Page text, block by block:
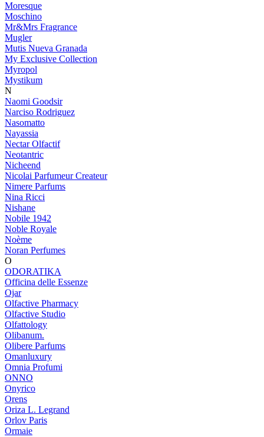
Moresque
Moschino
Mr&Mrs Fragrance
Mugler
Mutis Nueva Granada
My Exclusive Collection
Myropol
Mystikum
N
Naomi Goodsir
Narciso Rodriguez
Nasomatto
Nayassia
Nectar Olfactif
Neotantric
Nicheend
Nicolai Parfumeur Createur
Nimere Parfums
Nina Ricci
Nishane
Nobile 1942
Noble Royale
Noème
Noran Perfumes
O
ODORATIKA
Officina delle Essenze
Ojar
Olfactive Pharmacy
Olfactive Studio
Olfattology
Olibanum.
Olibere Parfums
Omanluxury
Omnia Profumi
ONNO
Onyrico
Orens
Oriza L. Legrand
Orlov Paris
Ormaie